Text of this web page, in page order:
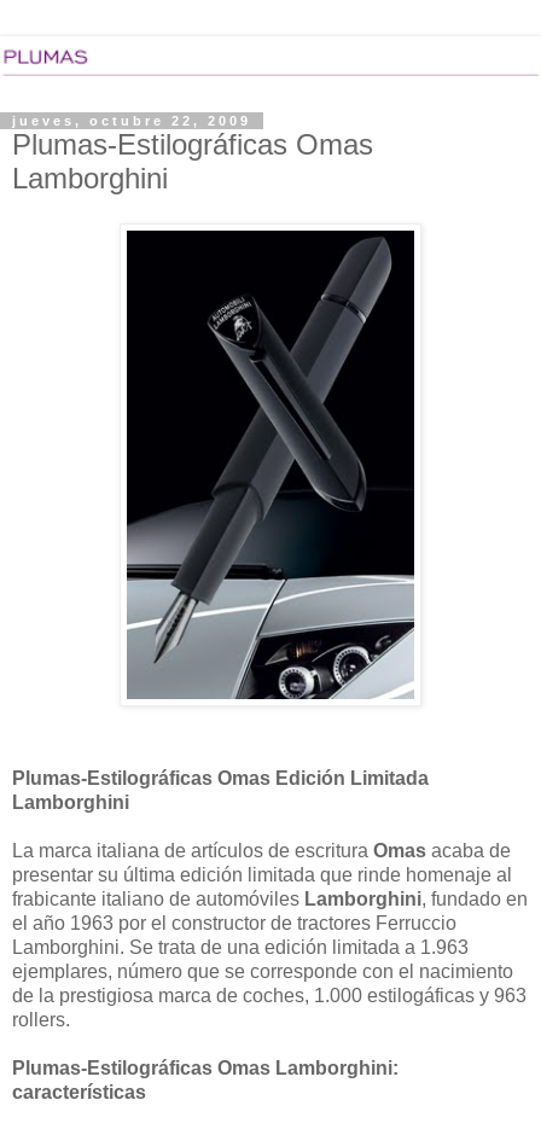
jueves, octubre 22, 2009
Plumas-Estilográficas Omas
Lamborghini
Plumas-Estilográficas Omas Edición Limitada
Lamborghini
La marca italiana de artículos de escritura Omas acaba de
presentar su última edición limitada que rinde homenaje al
frabicante italiano de automóviles Lamborghini, fundado en
el año 1963 por el constructor de tractores Ferruccio
Lamborghini. Se trata de una edición limitada a 1.963
ejemplares, número que se corresponde con el nacimiento
de la prestigiosa marca de coches, 1.000 estilogáficas y 963
rollers.
Plumas-Estilográficas Omas Lamborghini:
características